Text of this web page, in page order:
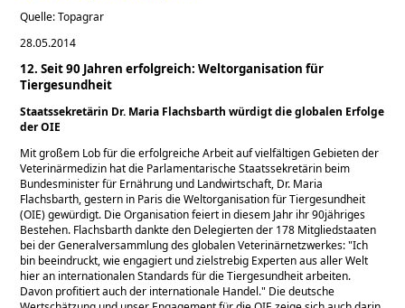
Quelle: Topagrar
28.05.2014
12. Seit 90 Jahren erfolgreich: Weltorganisation für
Tiergesundheit
Staatssekretärin Dr. Maria Flachsbarth würdigt die globalen Erfolge
der OIE
Mit großem Lob für die erfolgreiche Arbeit auf vielfältigen Gebieten der
Veterinärmedizin hat die Parlamentarische Staatssekretärin beim
Bundesminister für Ernährung und Landwirtschaft, Dr. Maria
Flachsbarth, gestern in Paris die Weltorganisation für Tiergesundheit
(OIE) gewürdigt. Die Organisation feiert in diesem Jahr ihr 90jähriges
Bestehen. Flachsbarth dankte den Delegierten der 178 Mitgliedstaaten
bei der Generalversammlung des globalen Veterinärnetzwerkes: Ich
bin beeindruckt, wie engagiert und zielstrebig Experten aus aller Welt
hier an internationalen Standards für die Tiergesundheit arbeiten.
Davon profitiert auch der internationale Handel. Die deutsche